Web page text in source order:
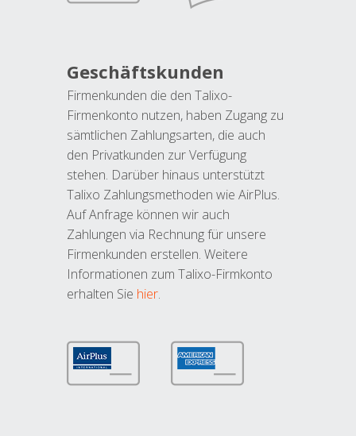
Geschäftskunden
Firmenkunden die den Talixo-
Firmenkonto nutzen, haben Zugang zu
sämtlichen Zahlungsarten, die auch
den Privatkunden zur Verfügung
stehen. Darüber hinaus unterstützt
Talixo Zahlungsmethoden wie AirPlus.
Auf Anfrage können wir auch
Zahlungen via Rechnung für unsere
Firmenkunden erstellen. Weitere
Informationen zum Talixo-Firmkonto
erhalten Sie hier.